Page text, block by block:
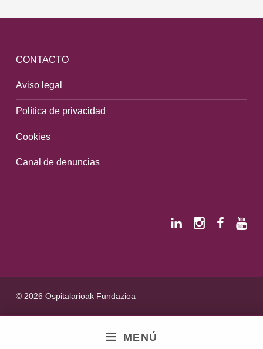
MENÚ
CONTACTO
Aviso legal
Política de privacidad
Cookies
Canal de denuncias
© 2026 Ospitalarioak Fundazioa